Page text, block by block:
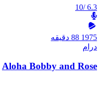
6.3
/10
1975 88 دقیقه
درام
Aloha Bobby and Rose